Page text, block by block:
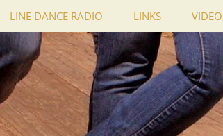
LINE DANCE RADIO LINKS